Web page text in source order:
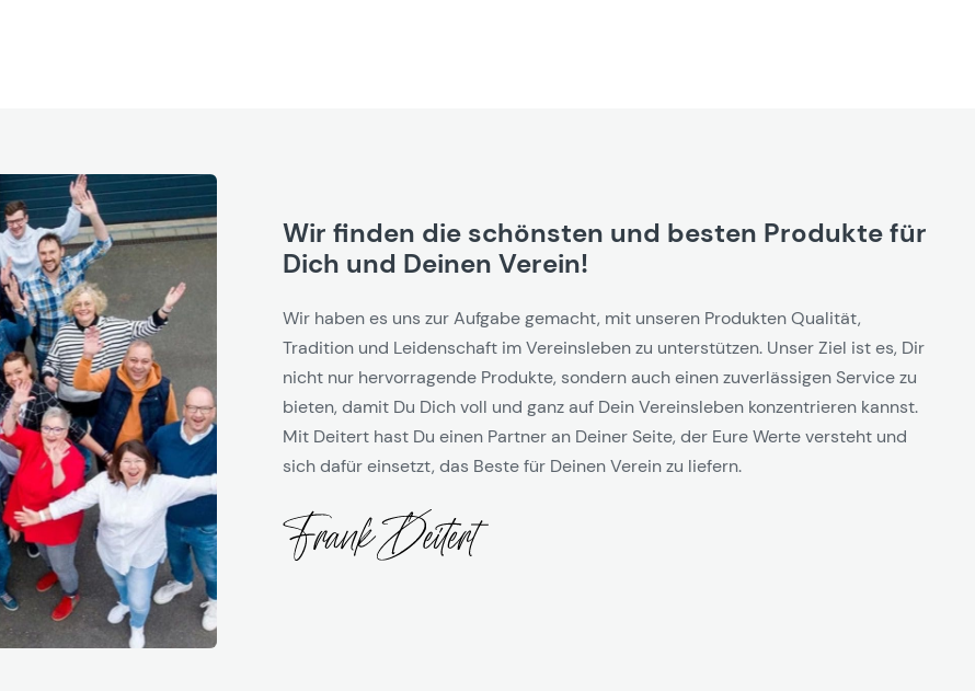
Wir finden die schönsten und besten Produkte für
Dich und Deinen Verein!
Wir haben es uns zur Aufgabe gemacht, mit unseren Produkten Qualität,
Tradition und Leidenschaft im Vereinsleben zu unterstützen. Unser Ziel ist es, Dir
nicht nur hervorragende Produkte, sondern auch einen zuverlässigen Service zu
bieten, damit Du Dich voll und ganz auf Dein Vereinsleben konzentrieren kannst.
Mit Deitert hast Du einen Partner an Deiner Seite, der Eure Werte versteht und
sich dafür einsetzt, das Beste für Deinen Verein zu liefern.